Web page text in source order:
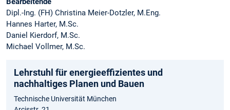
Dipl.-Ing. (FH) Christina Meier-Dotzler, M.Eng.
Hannes Harter, M.Sc.
Daniel Kierdorf, M.Sc.
Michael Vollmer, M.Sc.
Lehrstuhl für energieeffizientes und
nachhaltiges Planen und Bauen
Technische Universität München